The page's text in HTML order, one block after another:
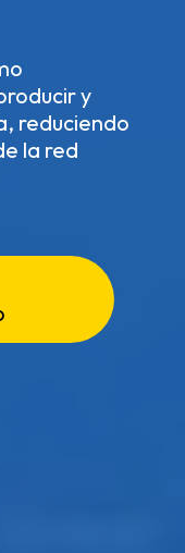
y
reduciendo
la red